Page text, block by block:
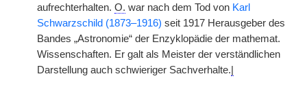
aufrechterhalten. O. war nach dem Tod von Karl
Schwarzschild (1873–1916) seit 1917 Herausgeber des
Bandes „Astronomie“ der Enzyklopädie der mathemat.
Wissenschaften. Er galt als Meister der verständlichen
Darstellung auch schwieriger Sachverhalte.